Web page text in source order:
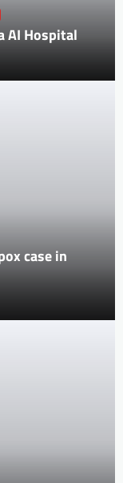
AI Hospital
case in